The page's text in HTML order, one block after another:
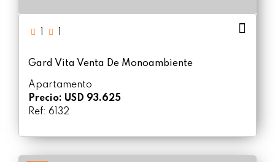
Gard Vita Venta De Monoambiente
Apartamento
Precio: USD 93.625
Ref: 6132